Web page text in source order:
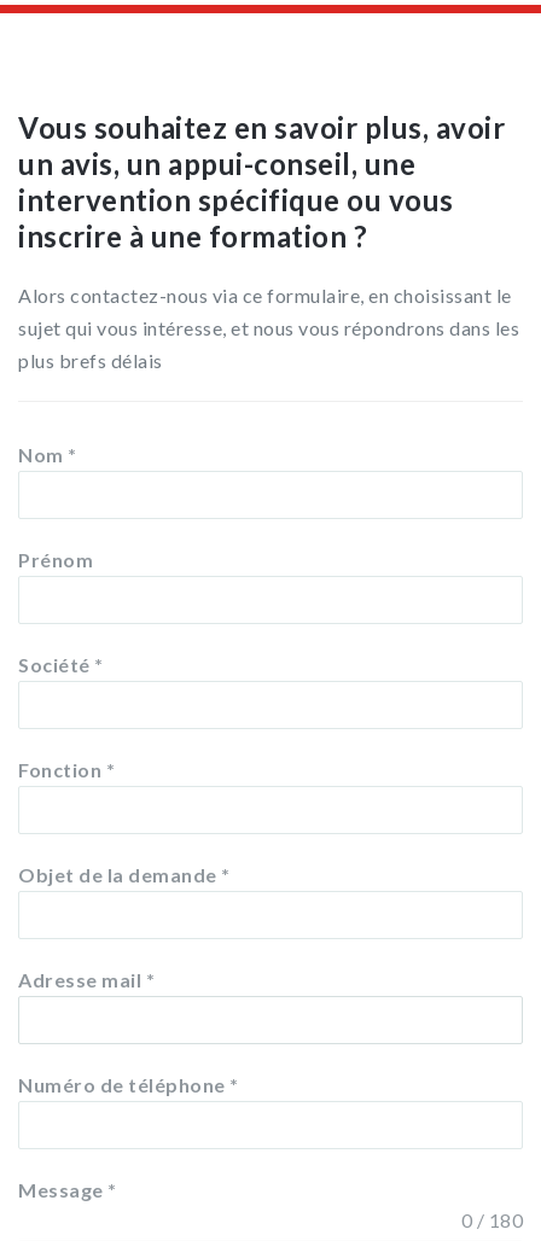
Vous souhaitez en savoir plus, avoir
un avis, un appui-conseil, une
intervention spécifique ou vous
inscrire à une formation ?
Alors contactez-nous via ce formulaire, en choisissant le
sujet qui vous intéresse, et nous vous répondrons dans les
plus brefs délais
Nom *
Prénom
Société *
Fonction *
Objet de la demande *
Adresse mail *
Numéro de téléphone *
Message *
0 / 180